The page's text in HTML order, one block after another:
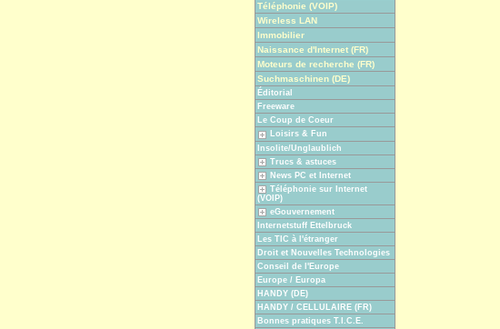
Téléphonie (VOIP)
Wireless LAN
Immobilier
Naissance d'Internet (FR)
Moteurs de recherche (FR)
Suchmaschinen (DE)
Éditorial
Freeware
Le Coup de Coeur
Loisirs & Fun
Insolite/Unglaublich
Trucs & astuces
News PC et Internet
Téléphonie sur Internet
(VOIP)
eGouvernement
Internetstuff Ettelbruck
Les TIC à l'étranger
Droit et Nouvelles Technologies
Conseil de l'Europe
Europe / Europa
HANDY (DE)
HANDY / CELLULAIRE (FR)
Bonnes pratiques T.I.C.E.